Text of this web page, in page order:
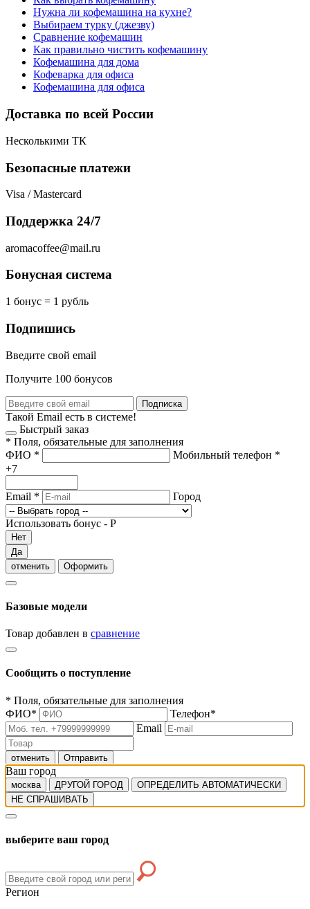
Нужна ли кофемашина на кухне?
Выбираем турку (джезву)
Сравнение кофемашин
Как правильно чистить кофемашину
Кофемашина для дома
Кофеварка для офиса
Кофемашина для офиса
Доставка по всей России
Несколькими ТК
Безопасные платежи
Visa / Mastercard
Поддержка 24/7
aromacoffee@mail.ru
Бонусная система
1 бонус = 1 рубль
Подпишись
Введите свой email
Получите 100 бонусов
Подписка
Такой Email есть в системе!
Быстрый заказ
* Поля, обязательные для заполнения
ФИО * Мобильный телефон *
+7
Email * Город
Использовать бонус - Р
Нет
Да
отменить
Оформить
Базовые модели
Товар добавлен в сравнение
Сообщить о поступление
* Поля, обязательные для заполнения
ФИО* Телефон*
Email
отменить Отправить
Ваш город
москва ДРУГОЙ ГОРОД
ОПРЕДЕЛИТЬ АВТОМАТИЧЕСКИ
НЕ СПРАШИВАТЬ
выберите ваш город
Регион